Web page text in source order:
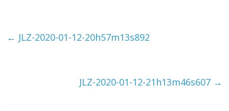
← JLZ-2020-01-12-20h57m13s892
JLZ-2020-01-12-21h13m46s607 →